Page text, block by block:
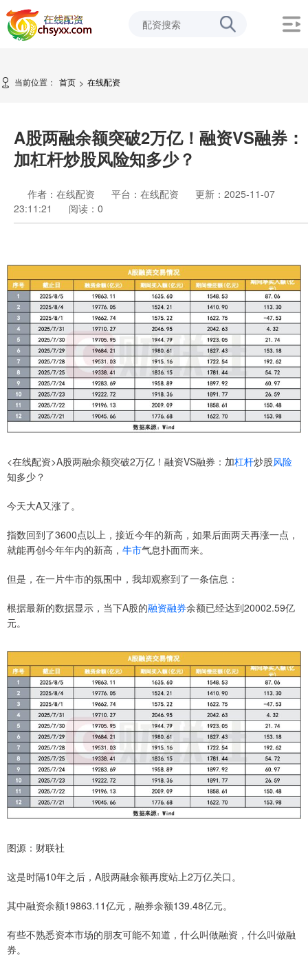
当前位置： 首页 > 在线配资
A股两融余额突破2万亿！融资VS融券：
加杠杆炒股风险知多少？
作者：在线配资 平台：在线配资
更新：2025-11-07
23:11:21
阅读： 0
<在线配资>A股两融余额突破2万亿！融资VS融券：加杠杆炒股风险
知多少？
今天大A又涨了。
指数回到了3600点以上，接近今年的新高，如果后面两天再涨一点，
就能再创今年年内的新高， 牛市气息扑面而来。
但是，在一片牛市的氛围中，我却观察到了一条信息：
根据最新的数据显示，当下A股的融资融券余额已经达到20002.59亿
元。
图源：财联社
这是时隔10年之后，A股两融余额再度站上2万亿关口。
其中融资余额19863.11亿元，融券余额139.48亿元。
有些不熟悉资本市场的朋友可能不知道，什么叫做融资，什么叫做融
券。